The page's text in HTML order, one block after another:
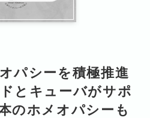
パシーを積極推進
とキューバがサポ
のホメオパシーも